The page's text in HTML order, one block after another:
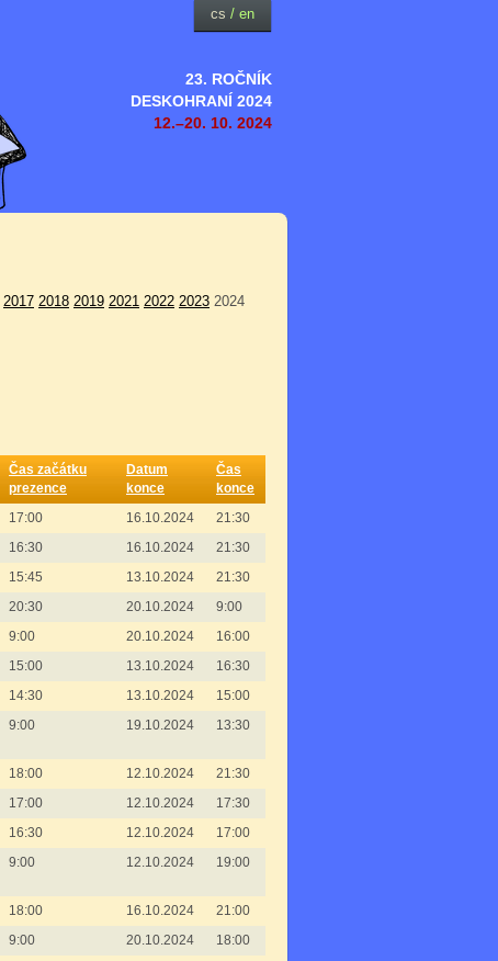
23. ROČNÍK
DESKOHRANÍ 2024
12.–20. 10. 2024
cs / en
2017 2018 2019 2021 2022 2023 2024
Čas začátku
prezence
Datum
konce
Čas
konce
17:00 16.10.2024
21:30
16:30 16.10.2024
21:30
15:45 13.10.2024
21:30
20:30 20.10.2024
9:00
9:00 20.10.2024
16:00
15:00 13.10.2024
16:30
14:30 13.10.2024
15:00
9:00 19.10.2024 13:30
18:00 12.10.2024
21:30
17:00 12.10.2024
17:30
16:30 12.10.2024
17:00
9:00 12.10.2024 19:00
18:00 16.10.2024
21:00
9:00 20.10.2024
18:00